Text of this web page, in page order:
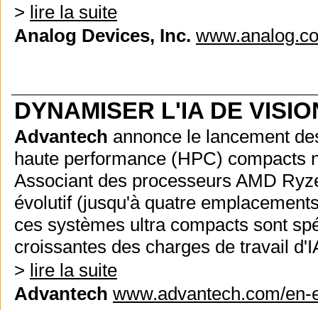
> lire la suite
Analog Devices, Inc.
DYNAMISER L'IA DE
Advantech annonce le lancement
haute performance (HPC) compacts
Associant des processeurs AMD
évolutif (jusqu'à quatre
ces systèmes ultra compacts sont
croissantes des charges de travail
> lire la suite
Advantech www.advantech.com/en-